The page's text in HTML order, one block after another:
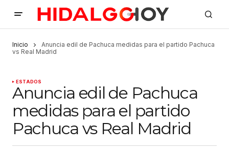
Inicio
Anuncia edil de Pachuca medidas para el partido Pachuca
vs Real Madrid
ESTADOS
Anuncia edil de Pachuca
medidas para el partido
Pachuca vs Real Madrid